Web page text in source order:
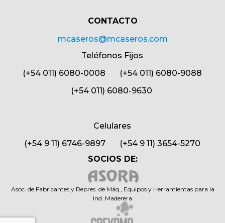
CONTACTO​
mcaseros@mcaseros.com
Teléfonos Fijos
(+54 011) 6080-0008 (+54 011) 6080-9088
(+54 011) 6080-9630
Celulares
(+54 9 11) 6746-9897 (+54 9 11) 3654-5270
SOCIOS DE:
Asoc. de Fabricantes y Repres. de Máq., Equipos y Herramientas para la
Ind. Maderera